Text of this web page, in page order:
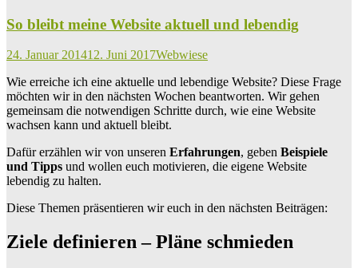
So bleibt meine Website aktuell und lebendig
24. Januar 201412. Juni 2017Webwiese
Wie erreiche ich eine aktuelle und lebendige Website? Diese Frage
möchten wir in den nächsten Wochen beantworten. Wir gehen
gemeinsam die notwendigen Schritte durch, wie eine Website
wachsen kann und aktuell bleibt.
Dafür erzählen wir von unseren Erfahrungen, geben Beispiele
und Tipps und wollen euch motivieren, die eigene Website
lebendig zu halten.
Diese Themen präsentieren wir euch in den nächsten Beiträgen:
Ziele definieren – Pläne schmieden